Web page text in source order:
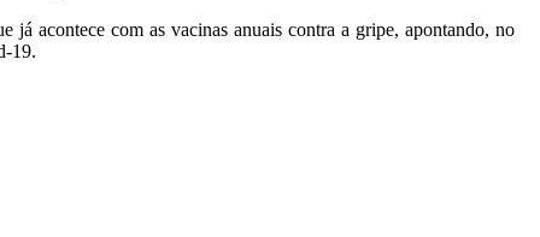
já acontece com as vacinas anuais contra a gripe, apontando, no
19.